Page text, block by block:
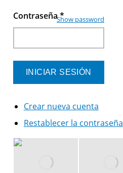
Contraseña*
Show password
Crear nueva cuenta
Restablecer la contraseña